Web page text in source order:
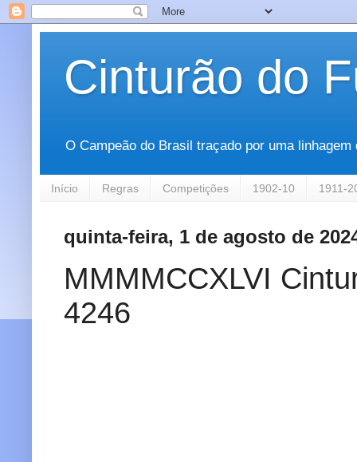
Cinturão do
O Campeão do Brasil traçado por uma
Início Regras Competições 1902-10 1911-
quinta-feira, 1 de agosto de
MMMMCCXLVI
4246